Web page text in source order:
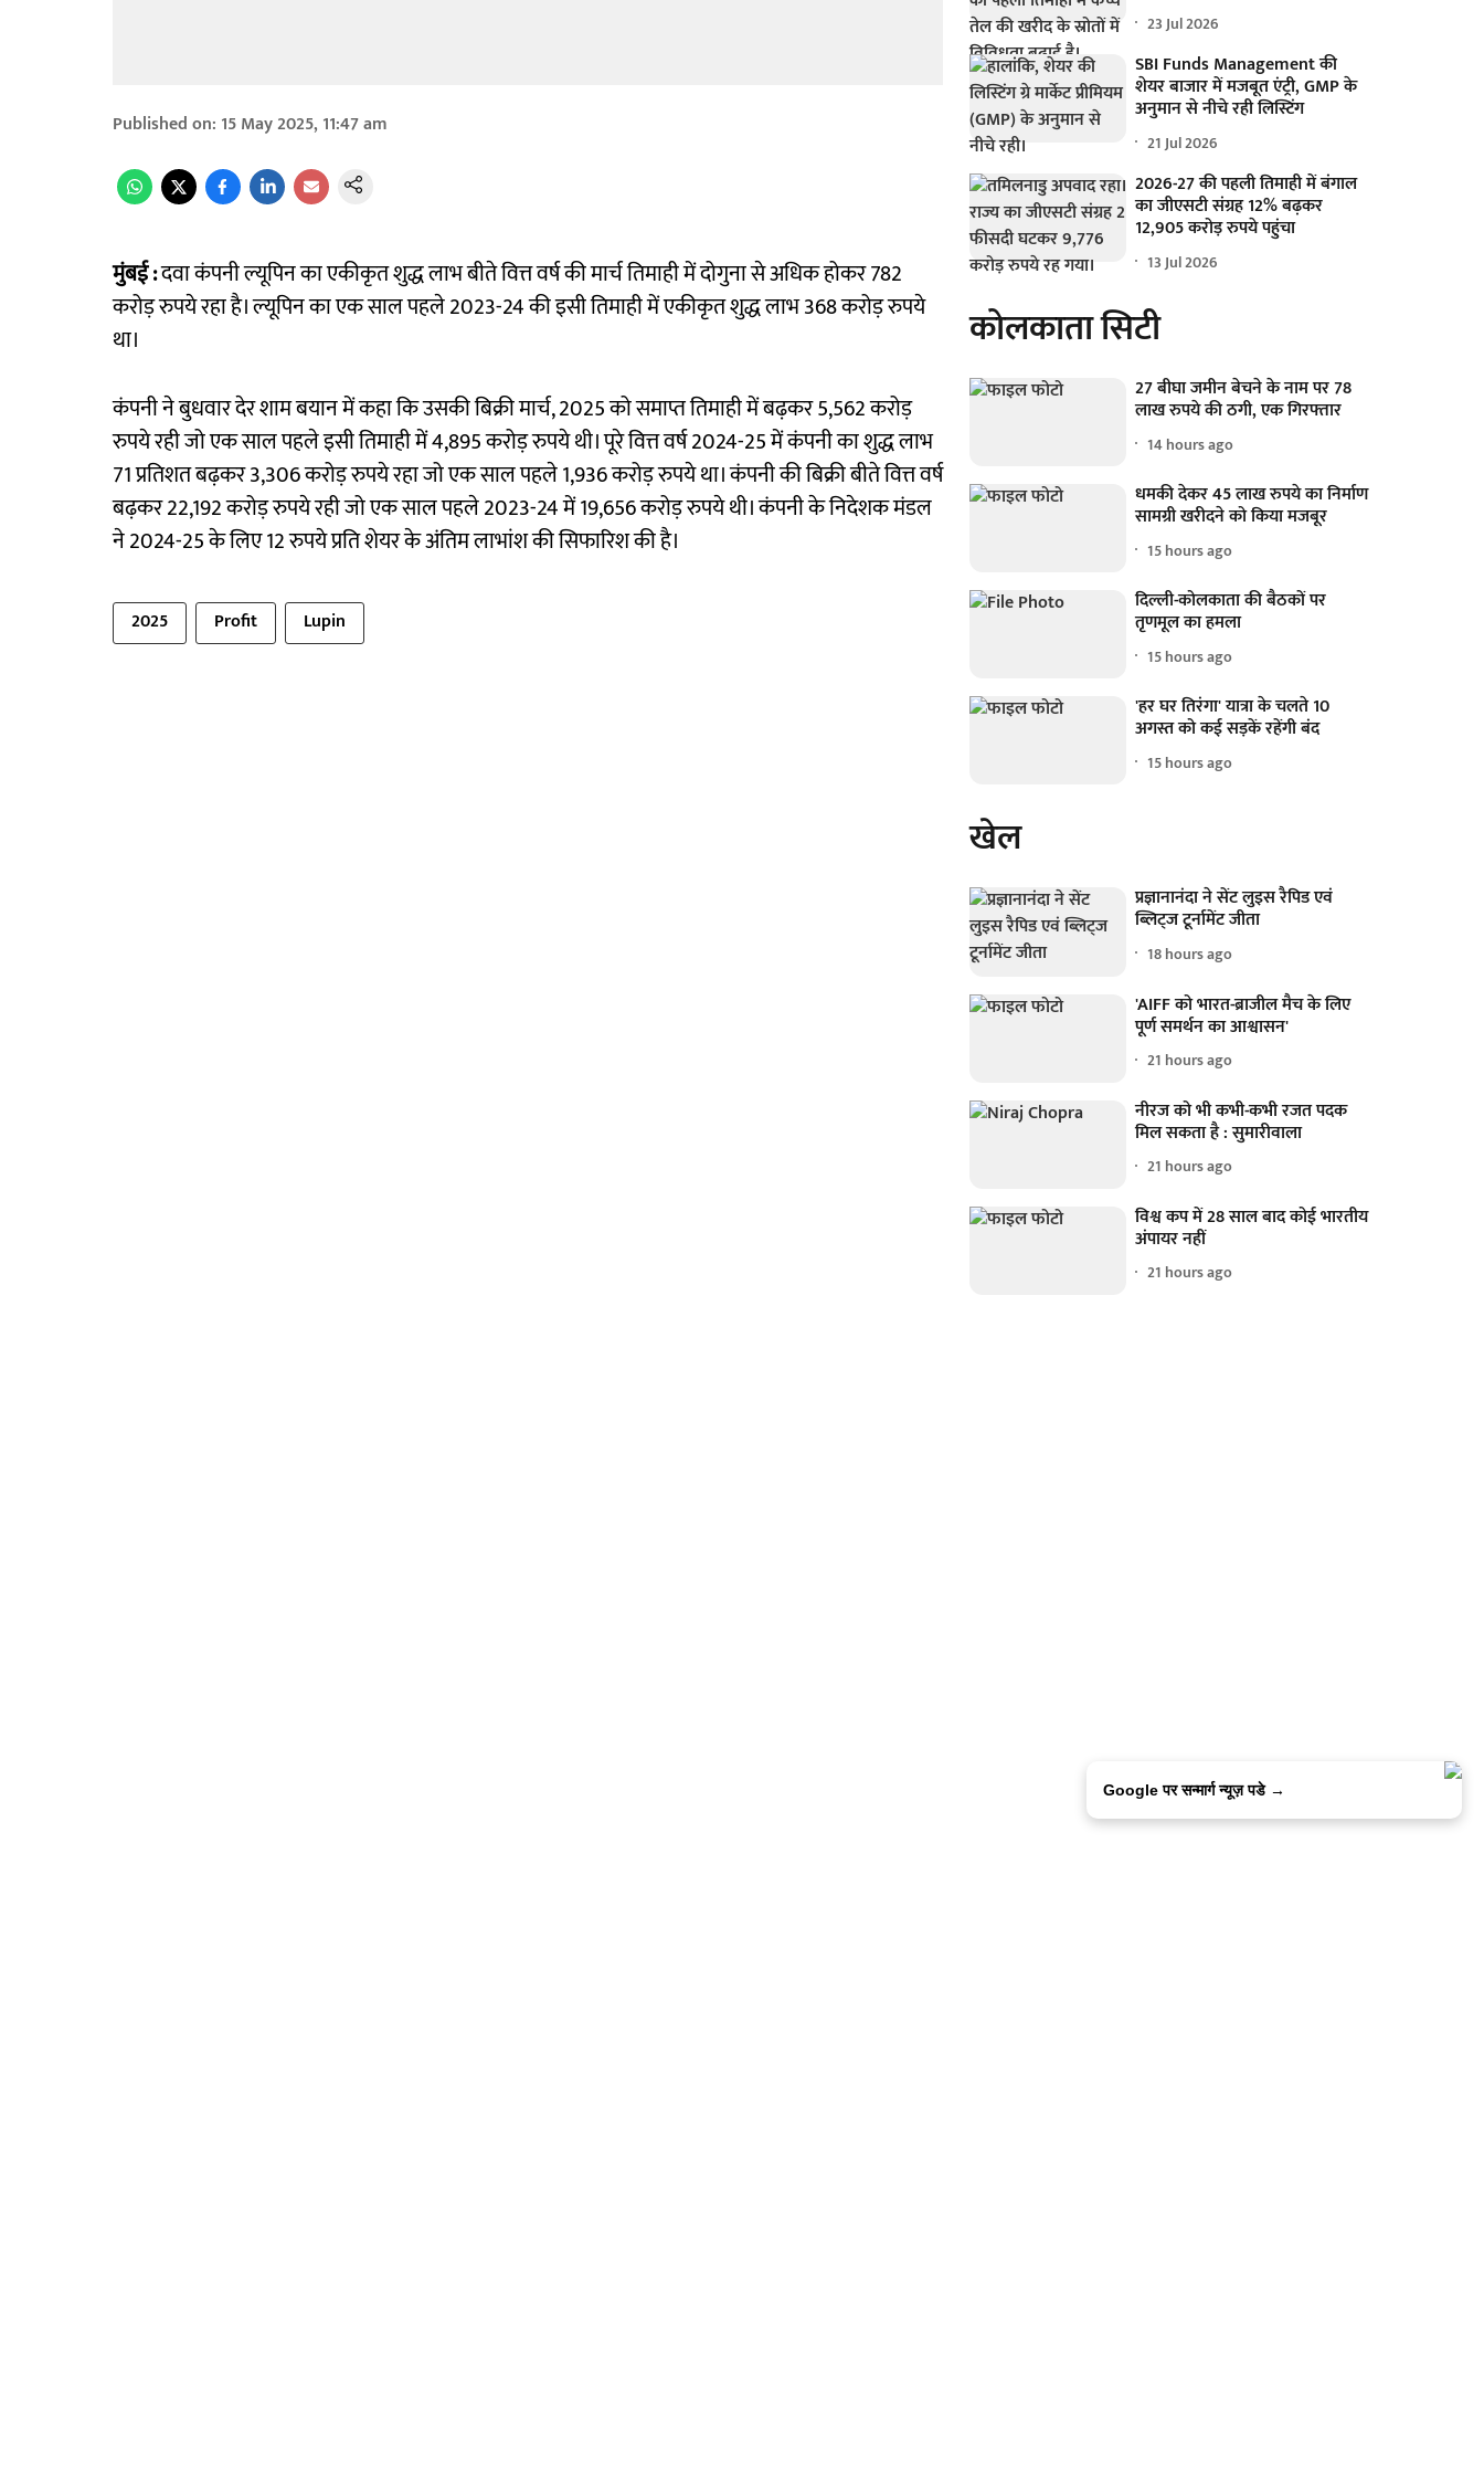
Published on: 15 May 2025, 11:47 am
मुंबई :दवा कंपनी ल्यूपिन का एकीकृत शुद्ध लाभ बीते वित्त वर्ष की मार्च तिमाही में दोगुना से अधिक होकर 782
करोड़ रुपये रहा है। ल्यूपिन का एक साल पहले 2023-24 की इसी तिमाही में एकीकृत शुद्ध लाभ 368 करोड़ रुपये
था।
कंपनी ने बुधवार देर शाम बयान में कहा कि उसकी बिक्री मार्च, 2025 को समाप्त तिमाही में बढ़कर 5,562 करोड़
रुपये रही जो एक साल पहले इसी तिमाही में 4,895 करोड़ रुपये थी। पूरे वित्त वर्ष 2024-25 में कंपनी का शुद्ध लाभ
71 प्रतिशत बढ़कर 3,306 करोड़ रुपये रहा जो एक साल पहले 1,936 करोड़ रुपये था। कंपनी की बिक्री बीते वित्त वर्ष
बढ़कर 22,192 करोड़ रुपये रही जो एक साल पहले 2023-24 में 19,656 करोड़ रुपये थी। कंपनी के निदेशक मंडल
ने 2024-25 के लिए 12 रुपये प्रति शेयर के अंतिम लाभांश की सिफारिश की है।
2025 Profit Lupin
23 Jul 2026
SBI Funds Management की
शेयर बाजार में मजबूत एंट्री, GMP के
अनुमान से नीचे रही लिस्टिंग
21 Jul 2026
2026-27 की पहली तिमाही में बंगाल
का जीएसटी संग्रह 12% बढ़कर
12,905 करोड़ रुपये पहुंचा
13 Jul 2026
कोलकाता सिटी
27 बीघा जमीन बेचने के नाम पर 78
लाख रुपये की ठगी, एक गिरफ्तार
14 hours ago
धमकी देकर 45 लाख रुपये का निर्माण
सामग्री खरीदने को किया मजबूर
15 hours ago
दिल्ली-कोलकाता की बैठकों पर
तृणमूल का हमला
15 hours ago
'हर घर तिरंगा' यात्रा के चलते 10
अगस्त को कई सड़कें रहेंगी बंद
15 hours ago
खेल
प्रज्ञानानंदा ने सेंट लुइस रैपिड एवं
ब्लिट्ज टूर्नामेंट जीता
18 hours ago
'AIFF को भारत-ब्राजील मैच के लिए
पूर्ण समर्थन का आश्वासन'
21 hours ago
नीरज को भी कभी-कभी रजत पदक
मिल सकता है : सुमारीवाला
21 hours ago
विश्व कप में 28 साल बाद कोई भारतीय
अंपायर नहीं
21 hours ago
Google पर सन्मार्ग न्यूज़ पडे →